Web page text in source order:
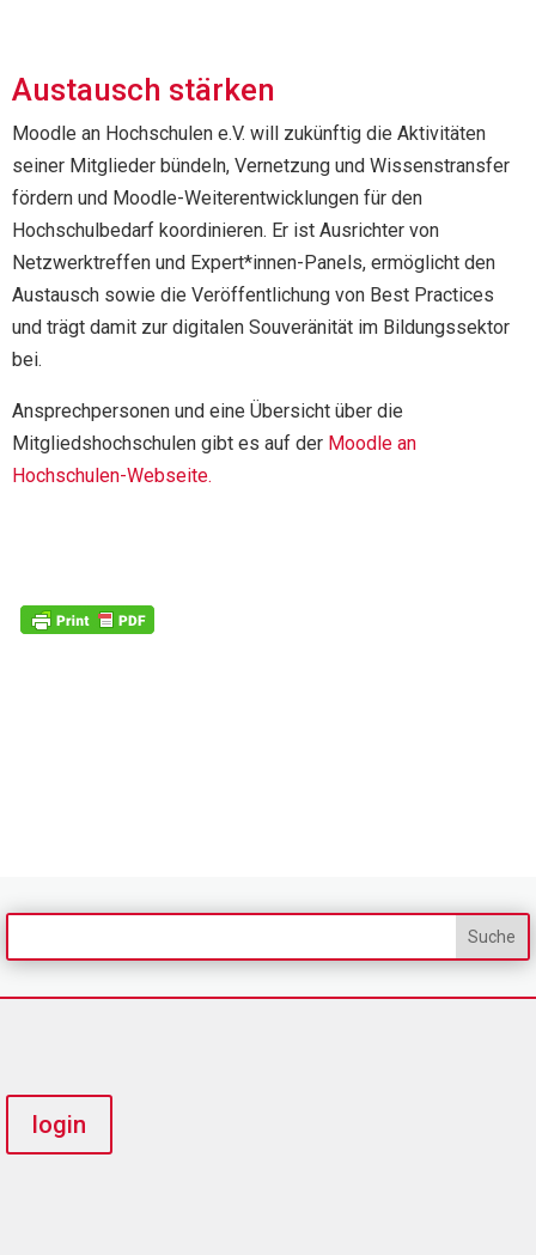
Austausch stärken
Moodle an Hochschulen e.V. will zukünftig die Aktivitäten
seiner Mitglieder bündeln, Vernetzung und Wissenstransfer
fördern und Moodle-Weiterentwicklungen für den
Hochschulbedarf koordinieren. Er ist Ausrichter von
Netzwerktreffen und Expert*innen-Panels, ermöglicht den
Austausch sowie die Veröffentlichung von Best Practices
und trägt damit zur digitalen Souveränität im Bildungssektor
bei.
Ansprechpersonen und eine Übersicht über die
Mitgliedshochschulen gibt es auf der Moodle an
Hochschulen-Webseite.
login